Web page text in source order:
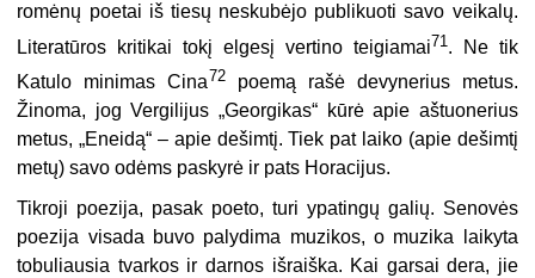
romėnų poetai iš tiesų neskubėjo publikuoti savo veikalų.
Literatūros kritikai tokį elgesį vertino teigiamai71. Ne tik
Katulo minimas Cina72poemą rašė devynerius metus.
Žinoma, jog Vergilijus „Georgikas“ kūrė apie aštuonerius
metus, „Eneidą“ – apie dešimtį. Tiek pat laiko (apie dešimtį
metų) savo odėms paskyrė ir pats Horacijus.
Tikroji poezija, pasak poeto, turi ypatingų galių. Senovės
poezija visada buvo palydima muzikos, o muzika laikyta
tobuliausia tvarkos ir darnos išraiška. Kai garsai dera, jie